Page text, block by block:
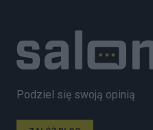
Podziel się swoją opinią